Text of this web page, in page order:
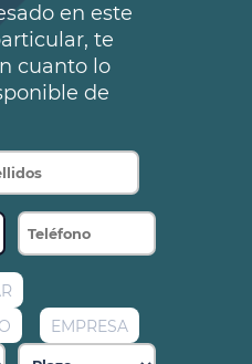
en este
te
cuanto lo
de
EMPRESA